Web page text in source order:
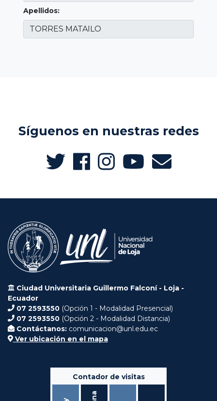
Apellidos:
Síguenos en nuestras redes
Ciudad Universitaria Guillermo Falconí - Loja -
Ecuador
07 2593550 (Opción 1 - Modalidad Presencial)
07 2593550 (Opción 2 - Modalidad Distancia)
Contáctanos: comunicacion@unl.edu.ec
Ver ubicación en el mapa
Contador de visitas